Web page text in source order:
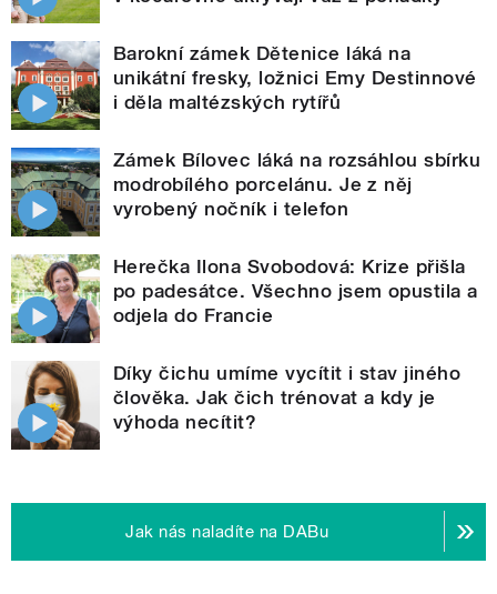
Barokní zámek Dětenice láká na
unikátní fresky, ložnici Emy Destinnové
i děla maltézských rytířů
Zámek Bílovec láká na rozsáhlou sbírku
modrobílého porcelánu. Je z něj
vyrobený nočník i telefon
Herečka Ilona Svobodová: Krize přišla
po padesátce. Všechno jsem opustila a
odjela do Francie
Díky čichu umíme vycítit i stav jiného
člověka. Jak čich trénovat a kdy je
výhoda necítit?
Jak nás naladíte na DABu